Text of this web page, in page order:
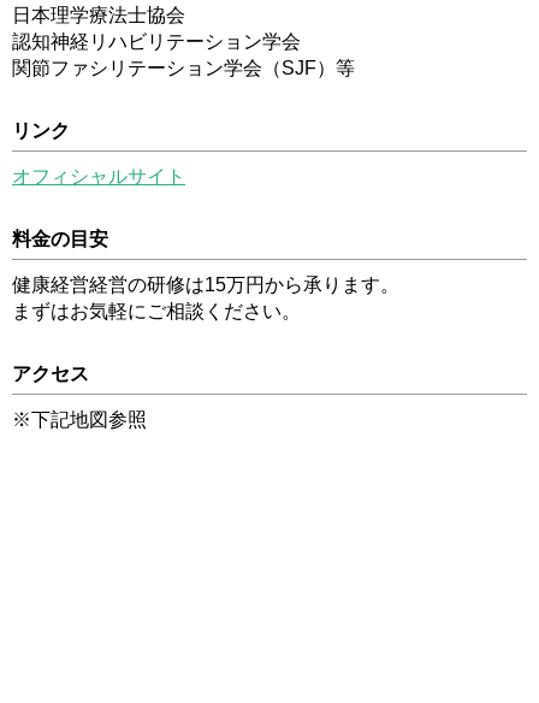
日本理学療法士協会
認知神経リハビリテーション学会
関節ファシリテーション学会（SJF）等
リンク
オフィシャルサイト
料金の目安
健康経営経営の研修は15万円から承ります。
まずはお気軽にご相談ください。
アクセス
※下記地図参照